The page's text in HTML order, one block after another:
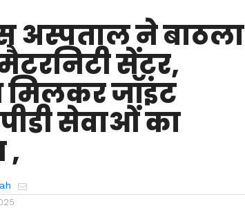
ने बाठला
सेंटर,
मिलकर जॉइंट
सेवाओं का
,